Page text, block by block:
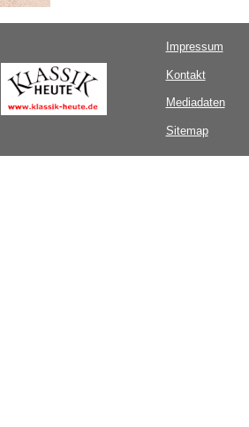
Impressum
Kontakt
Mediadaten
Sitemap